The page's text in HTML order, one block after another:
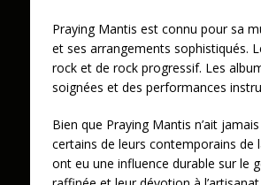
Praying Mantis est connu pour sa
et ses arrangements sophistiqués.
rock et de rock progressif. Les
soignées et des performances
Bien que Praying Mantis n’ait
certains de leurs contemporains de
ont eu une influence durable sur le